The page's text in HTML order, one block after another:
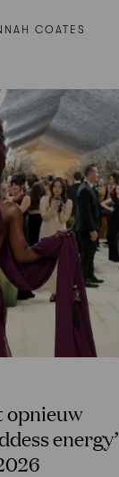
COATES
opnieuw
energy’